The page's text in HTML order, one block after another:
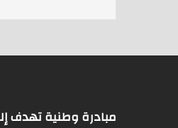
مبادرة وطنية تهدف